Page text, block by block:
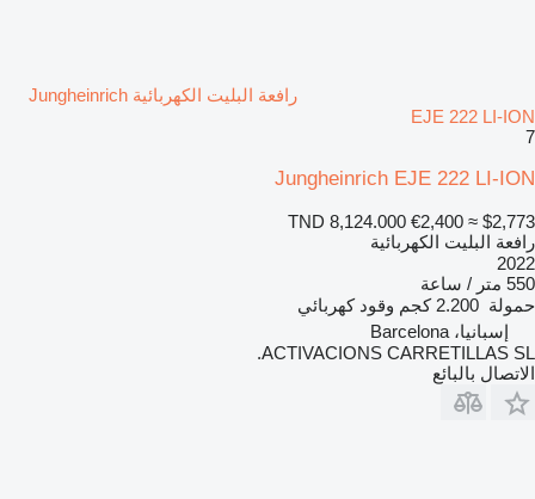
رافعة البليت الكهربائية Jungheinrich
EJE 222 LI-ION
7
Jungheinrich EJE 222 LI-ION
TND 8,124.000 €2,400 ≈ $2,773
رافعة البليت الكهربائية
2022
550 متر / ساعة
حمولة 2.200 كجم وقود كهربائي
إسبانيا، Barcelona
ACTIVACIONS CARRETILLAS SL.
الاتصال بالبائع